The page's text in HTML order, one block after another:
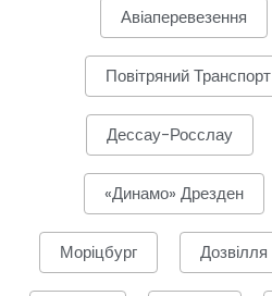
Авіаперевезення
Повітряний Транспорт
Дессау-Росслау
«Динамо» Дрезден
Моріцбург Дозвілля